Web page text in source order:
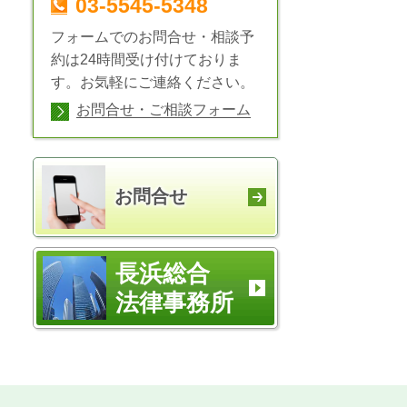
03-5545-5348
フォームでのお問合せ・相談予
約は24時間受け付けておりま
す。お気軽にご連絡ください。
お問合せ・ご相談フォーム
お問合せ
長浜総合
法律事務所